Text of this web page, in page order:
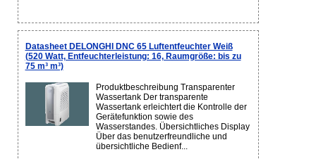
Datasheet DELONGHI DNC 65 Luftentfeuchter Weiß
(520 Watt, Entfeuchterleistung: 16, Raumgröße: bis zu
75 m³ m³)
Produktbeschreibung Transparenter
Wassertank Der transparente
Wassertank erleichtert die Kontrolle der
Gerätefunktion sowie des
Wasserstandes. Übersichtliches Display
Über das benutzerfreundliche und
übersichtliche Bedienf...